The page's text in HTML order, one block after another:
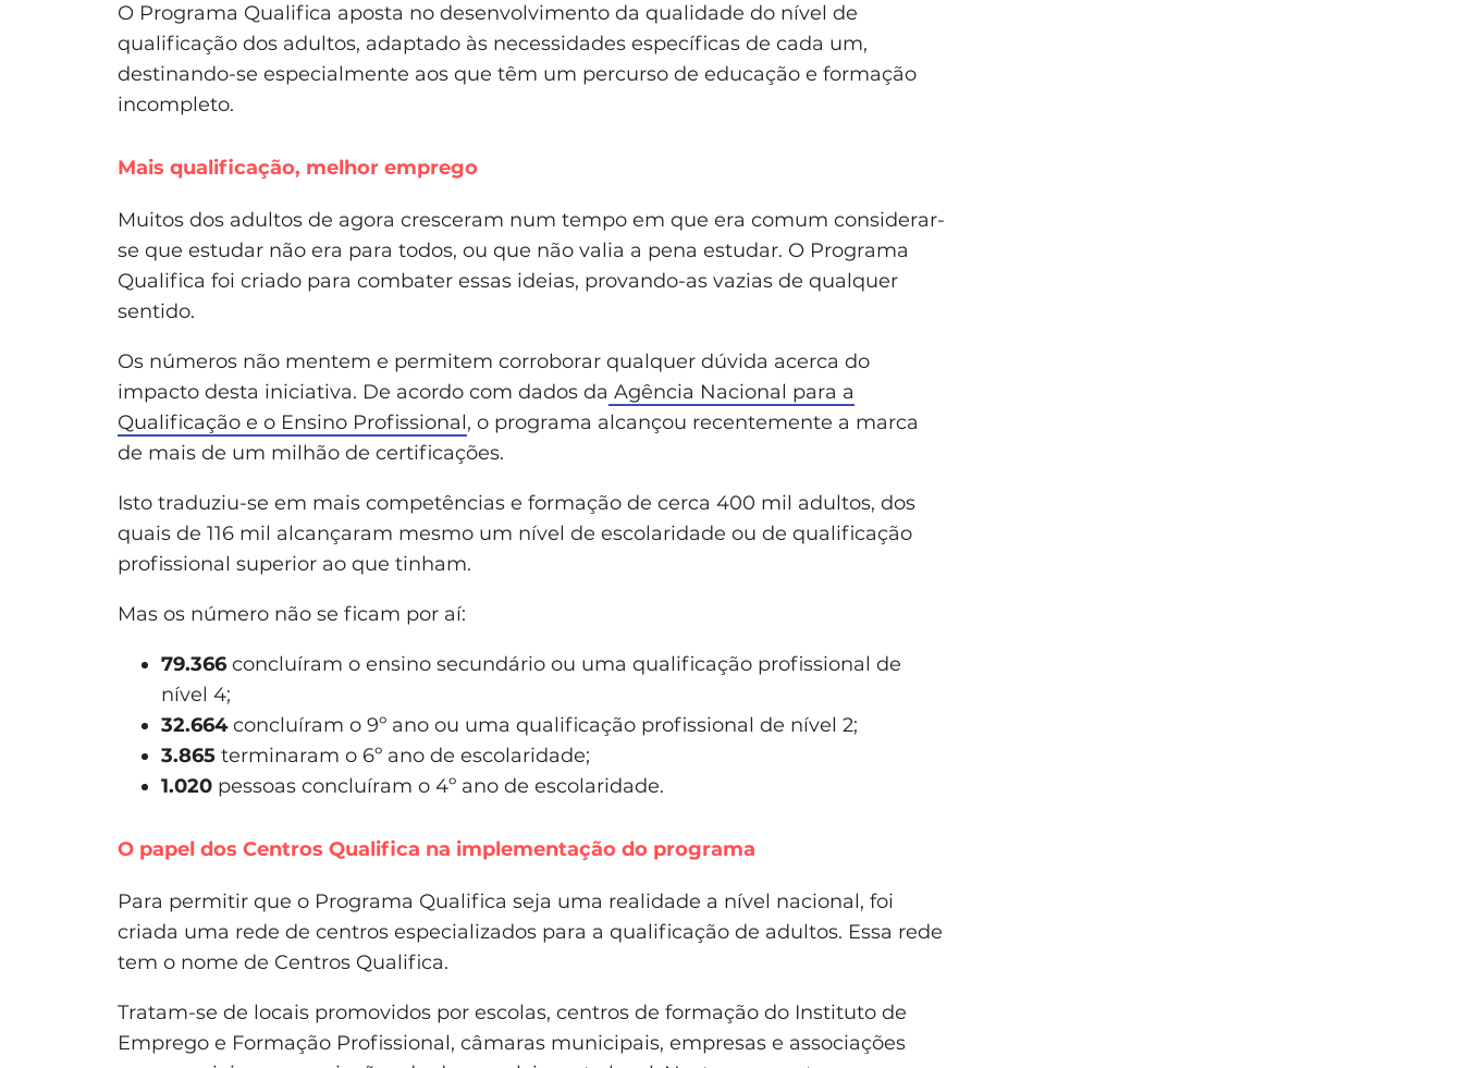
O Programa Qualifica aposta no desenvolvimento da qualidade do nível de
qualificação dos adultos, adaptado às necessidades específicas de cada um,
destinando-se especialmente aos que têm um percurso de educação e formação
incompleto.
Mais qualificação, melhor emprego
Muitos dos adultos de agora cresceram num tempo em que era comum considerar-
se que estudar não era para todos, ou que não valia a pena estudar. O Programa
Qualifica foi criado para combater essas ideias, provando-as vazias de qualquer
sentido.
Os números não mentem e permitem corroborar qualquer dúvida acerca do
impacto desta iniciativa. De acordo com dados da Agência Nacional para a
Qualificação e o Ensino Profissional, o programa alcançou recentemente a marca
de mais de um milhão de certificações.
Isto traduziu-se em mais competências e formação de cerca 400 mil adultos, dos
quais de 116 mil alcançaram mesmo um nível de escolaridade ou de qualificação
profissional superior ao que tinham.
Mas os número não se ficam por aí:
79.366 concluíram o ensino secundário ou uma qualificação profissional de
nível 4;
32.664concluíram o 9º ano ou uma qualificação profissional de nível 2;
3.865 terminaram o 6º ano de escolaridade;
1.020 pessoas concluíram o 4º ano de escolaridade.
O papel dos Centros Qualifica na implementação do programa
Para permitir que o Programa Qualifica seja uma realidade a nível nacional, foi
criada uma rede de centros especializados para a qualificação de adultos. Essa rede
tem o nome de Centros Qualifica.
Tratam-se de locais promovidos por escolas, centros de formação do Instituto de
Emprego e Formação Profissional, câmaras municipais, empresas e associações